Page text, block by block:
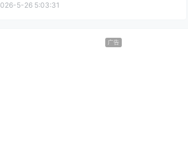
5-26 5:03:31
广告